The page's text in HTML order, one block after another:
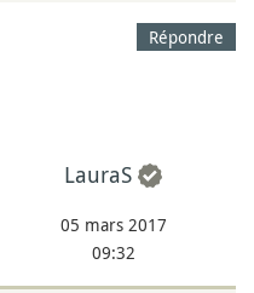
Répondre
LauraS
05 mars 2017
09:32